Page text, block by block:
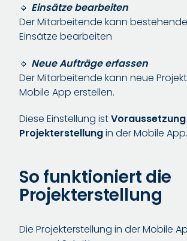
🔹 Einsätze bearbeiten
Der Mitarbeitende kann
Einsätze bearbeiten
🔹 Neue Aufträge erfassen
Der Mitarbeitende kann neue
Mobile App erstellen.
Diese Einstellung ist
Projekterstellungin der Mobile App.
So funktioniert die
Projekterstellung
Die Projekterstellung in der Mobile